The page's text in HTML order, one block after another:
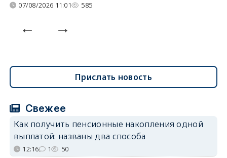
07/08/2026 11:01 585
Прислать новость
Свежее
Как получить пенсионные накопления одной
выплатой: названы два способа
12:16 1 50